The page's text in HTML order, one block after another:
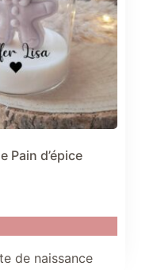
Pain d’épice
de naissance